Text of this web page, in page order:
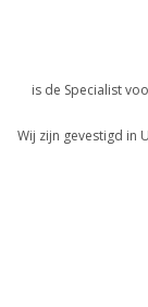
is de Specialist
Wij zijn gevestigd in